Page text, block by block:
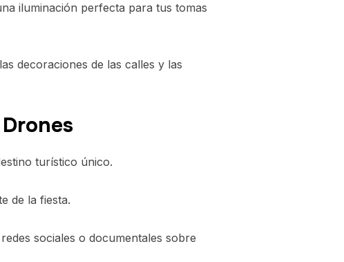
iluminación perfecta para tus tomas
decoraciones de las calles y las
turístico único.
de la fiesta.
sociales o documentales sobre